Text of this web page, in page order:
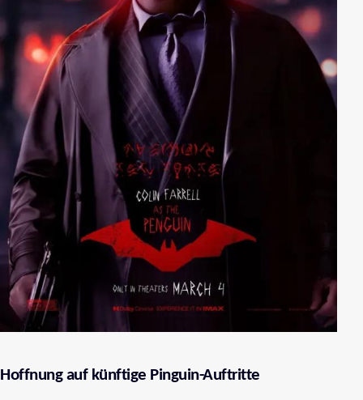
Hoffnung auf künftige Pinguin-Auftritte